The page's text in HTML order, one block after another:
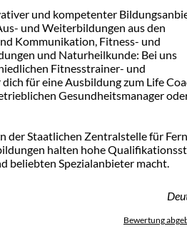
und kompetenter
und Weiterbildungen aus den
Kommunikation, Fitness- und
und Naturheilkunde: Bei uns
Fitnesstrainer- und
für eine Ausbildung zum Life
Gesundheitsmanager
der Staatlichen Zentralstelle für
halten hohe
beliebten Spezialanbieter macht.
Bewertung